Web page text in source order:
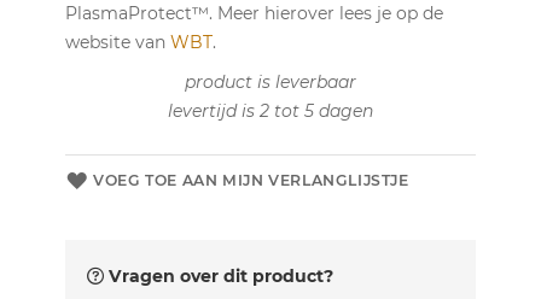
PlasmaProtect™. Meer hierover lees je op de
website van WBT.
product is leverbaar
levertijd is 2 tot 5 dagen
VOEG TOE AAN MIJN VERLANGLIJSTJE
Vragen over dit product?